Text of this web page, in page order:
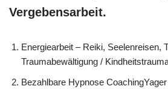
Vergebensarbeit.
Energiearbeit – Reiki, Seelenreisen,
Traumabewältigung /
Bezahlbare Hypnose